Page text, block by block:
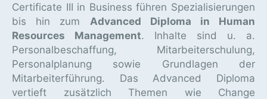
Certificate III in Business führen Spezialisierungen
bis hin zum Advanced Diploma in Human
Resources Management. Inhalte sind u. a.
Personalbeschaffung, Mitarbeiterschulung,
Personalplanung sowie Grundlagen der
Mitarbeiterführung. Das Advanced Diploma
vertieft zusätzlich Themen wie Change